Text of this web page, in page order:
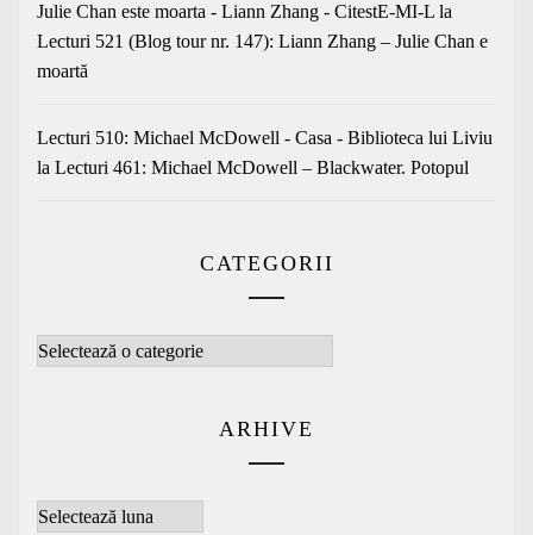
Julie Chan este moarta - Liann Zhang - CitestE-MI-L la
Lecturi 521 (Blog tour nr. 147): Liann Zhang – Julie Chan e
moartă
Lecturi 510: Michael McDowell - Casa - Biblioteca lui Liviu
la Lecturi 461: Michael McDowell – Blackwater. Potopul
CATEGORII
Categorii
ARHIVE
Arhive